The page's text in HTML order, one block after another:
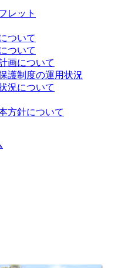
レット
ついて
ついて
画について
護制度の運用状況
況について
方針について